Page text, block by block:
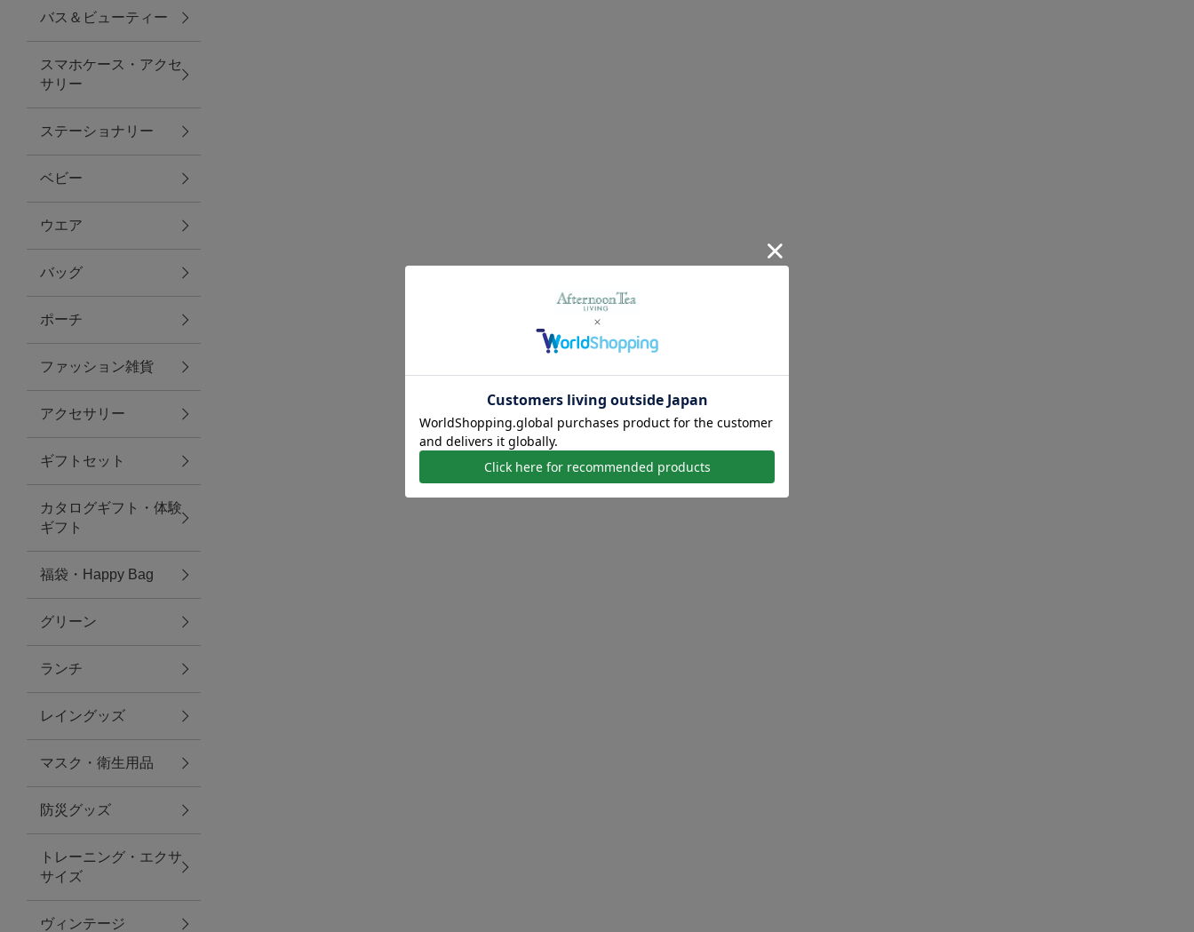
ダイニング
キッチン
ファブリック
グリーン
バス＆ビューティー
バス＆ビューティー
タオル
ウエア＆バッグ
ウエア
レイングッズ
アクセサリー
ファッション雑貨
ファッショングッズ
スマホケース・アクセサリー
ポーチ
ステーショナリー
その他
バス＆ビューティー
スマホケース・アクセ
サリー
ステーショナリー
ベビー
ウエア
バッグ
ポーチ
ファッション雑貨
アクセサリー
ギフトセット
カタログギフト・体験
ギフト
福袋・Happy Bag
グリーン
ランチ
レイングッズ
マスク・衛生用品
防災グッズ
トレーニング・エクサ
サイズ
ヴィンテージ